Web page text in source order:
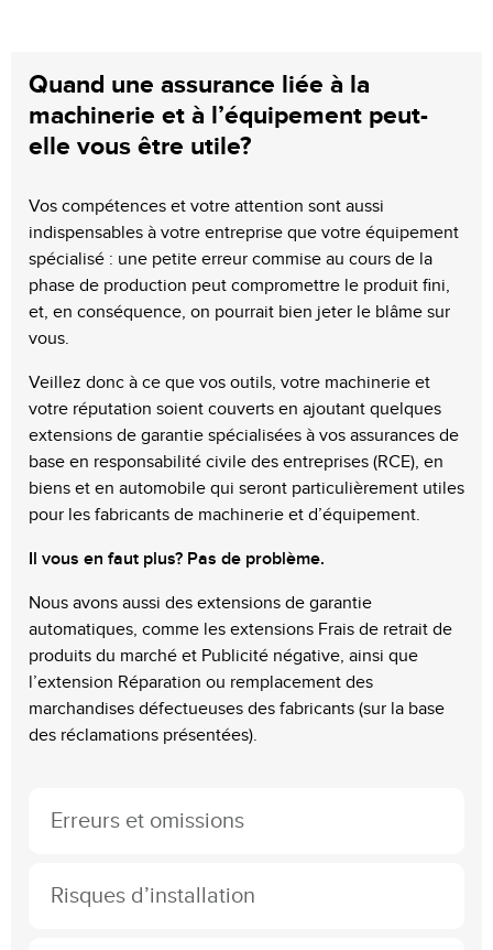
Quand une assurance liée à la
machinerie et à l’équipement peut-
elle vous être utile?
Vos compétences et votre attention sont aussi
indispensables à votre entreprise que votre équipement
spécialisé : une petite erreur commise au cours de la
phase de production peut compromettre le produit fini,
et, en conséquence, on pourrait bien jeter le blâme sur
vous.
Veillez donc à ce que vos outils, votre machinerie et
votre réputation soient couverts en ajoutant quelques
extensions de garantie spécialisées à vos assurances de
base en responsabilité civile des entreprises (RCE), en
biens et en automobile qui seront particulièrement utiles
pour les fabricants de machinerie et d’équipement.
Il vous en faut plus? Pas de problème.
Nous avons aussi des extensions de garantie
automatiques, comme les extensions Frais de retrait de
produits du marché et Publicité négative, ainsi que
l’extension Réparation ou remplacement des
marchandises défectueuses des fabricants (sur la base
des réclamations présentées).
Erreurs et omissions
Risques d’installation